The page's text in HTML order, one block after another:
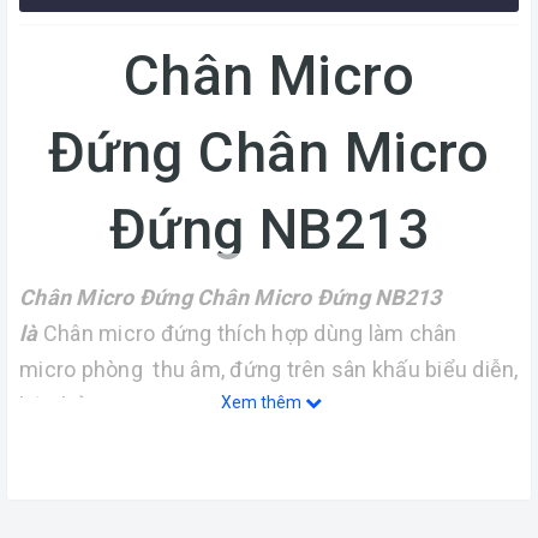
Chân Micro
Đứng Chân Micro
Đứng NB213
Chân Micro Đứng Chân Micro Đứng NB213
làChân micro đứng thích hợp dùng làm chân
micro phòng thu âm, đứng trên sân khấu biểu diễn,
hội thảo...
Xem thêm